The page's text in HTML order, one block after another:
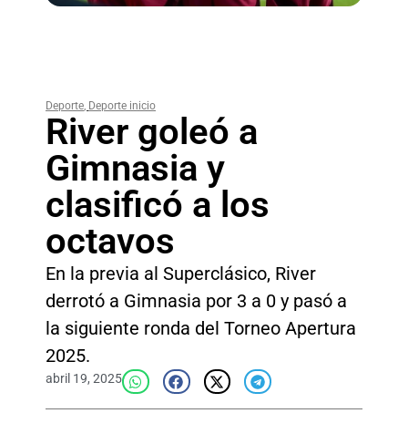
Deporte, Deporte inicio
River goleó a
Gimnasia y
clasificó a los
octavos
En la previa al Superclásico, River
derrotó a Gimnasia por 3 a 0 y pasó a
la siguiente ronda del Torneo Apertura
2025.
abril 19, 2025